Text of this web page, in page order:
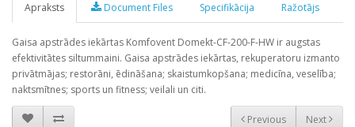
Apraksts Document Files Specifikācija Ražotājs
Gaisa apstrādes iekārtas Komfovent Domekt-CF-200-F-HW ir augstas
efektivitātes siltummaini. Gaisa apstrādes iekārtas, rekuperatoru izmanto
privātmājas; restorāni, ēdināšana; skaistumkopšana; medicīna, veselība;
naktsmītnes; sports un fitness; veilali un citi.
Previous Next